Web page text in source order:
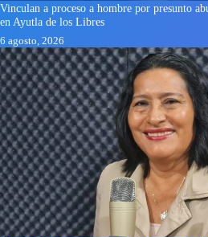
Vinculan a proceso a hombre por presunto
en Ayutla de los Libres
6 agosto, 2026